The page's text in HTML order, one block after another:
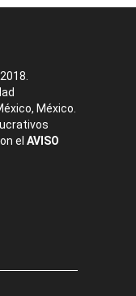
México.
el AVISO